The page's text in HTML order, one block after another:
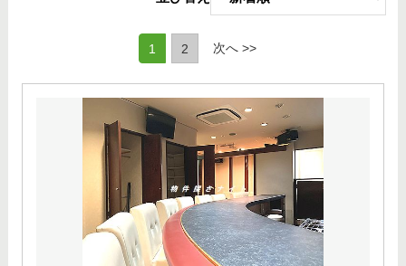
1 (current)
2 次へ >>